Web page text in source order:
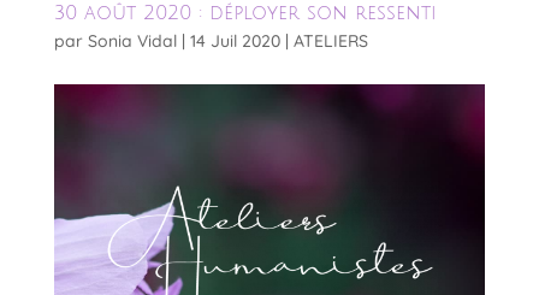
30 août 2020 : déployer son ressenti
par Sonia Vidal| 14 Juil 2020| ATELIERS